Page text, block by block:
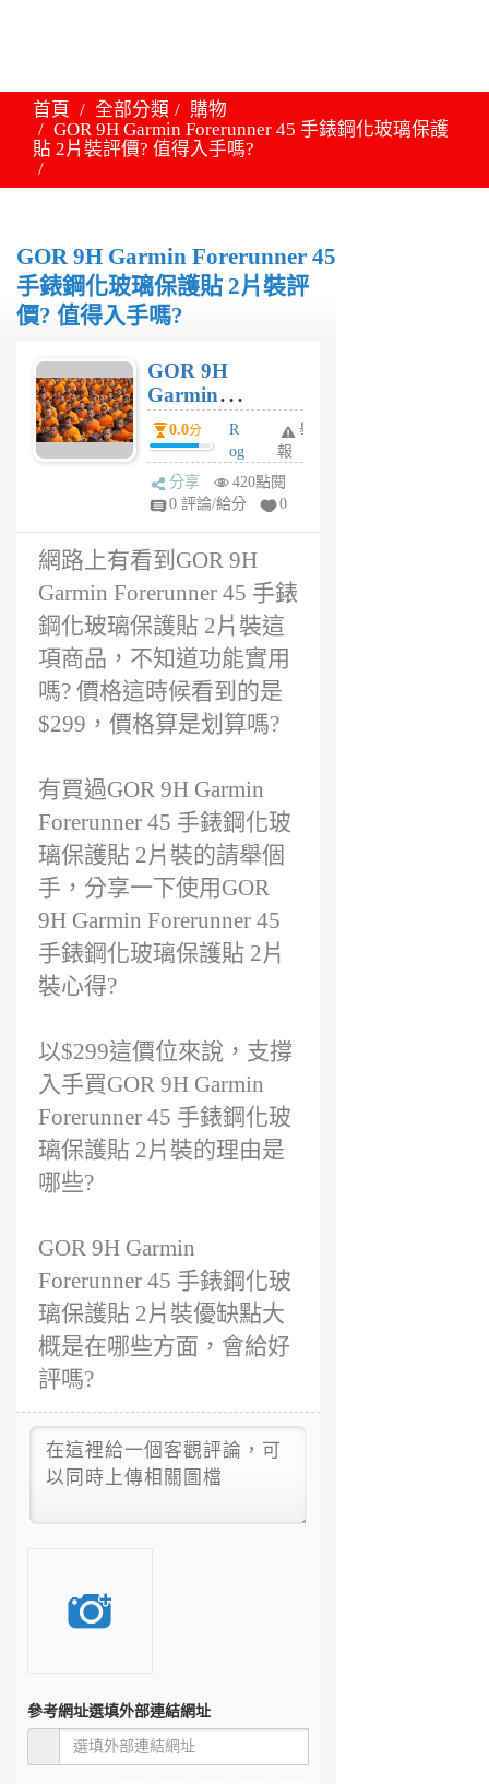
首頁 全部分類
購物
GOR 9H Garmin Forerunner 45 手錶鋼化玻璃保護
貼 2片裝評價? 值得入手嗎?
GOR 9H Garmin Forerunner 45
手錶鋼化玻璃保護貼 2片裝評
價? 值得入手嗎?
GOR 9H
Garmin
Forerunner 45
手錶鋼化玻璃保
護貼 2片裝評價?
值得入手嗎?
0.0分
R
og
er
1
舉
報
分享
420點閱
0 評論/給分
0
網路上有看到GOR 9H
Garmin Forerunner 45 手錶
鋼化玻璃保護貼 2片裝這
項商品，不知道功能實用
嗎? 價格這時候看到的是
$299，價格算是划算嗎?
有買過GOR 9H Garmin
Forerunner 45 手錶鋼化玻
璃保護貼 2片裝的請舉個
手，分享一下使用GOR
9H Garmin Forerunner 45
手錶鋼化玻璃保護貼 2片
裝心得?
以$299這價位來說，支撐
入手買GOR 9H Garmin
Forerunner 45 手錶鋼化玻
璃保護貼 2片裝的理由是
哪些?
GOR 9H Garmin
Forerunner 45 手錶鋼化玻
璃保護貼 2片裝優缺點大
概是在哪些方面，會給好
評嗎?
參考網址選填外部連結網址